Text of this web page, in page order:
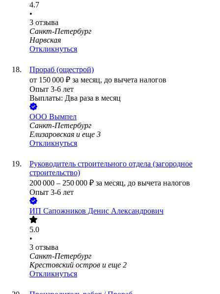
4.7
•
3 отзыва
Санкт-Петербург
Нарвская
Откликнуться
Прораб (ощестрой)
от 150 000 ₽ за месяц, до вычета налогов
Опыт 3-6 лет
Выплаты: Два раза в месяц
ООО Вымпел
Санкт-Петербург
Елизаровская и еще 3
Откликнуться
Руководитель строительного отдела (загородное
строительство)
200 000 – 250 000 ₽ за месяц, до вычета налогов
Опыт 3-6 лет
ИП Сапожников Денис Александрович
5.0
•
3 отзыва
Санкт-Петербург
Крестовский остров и еще 2
Откликнуться